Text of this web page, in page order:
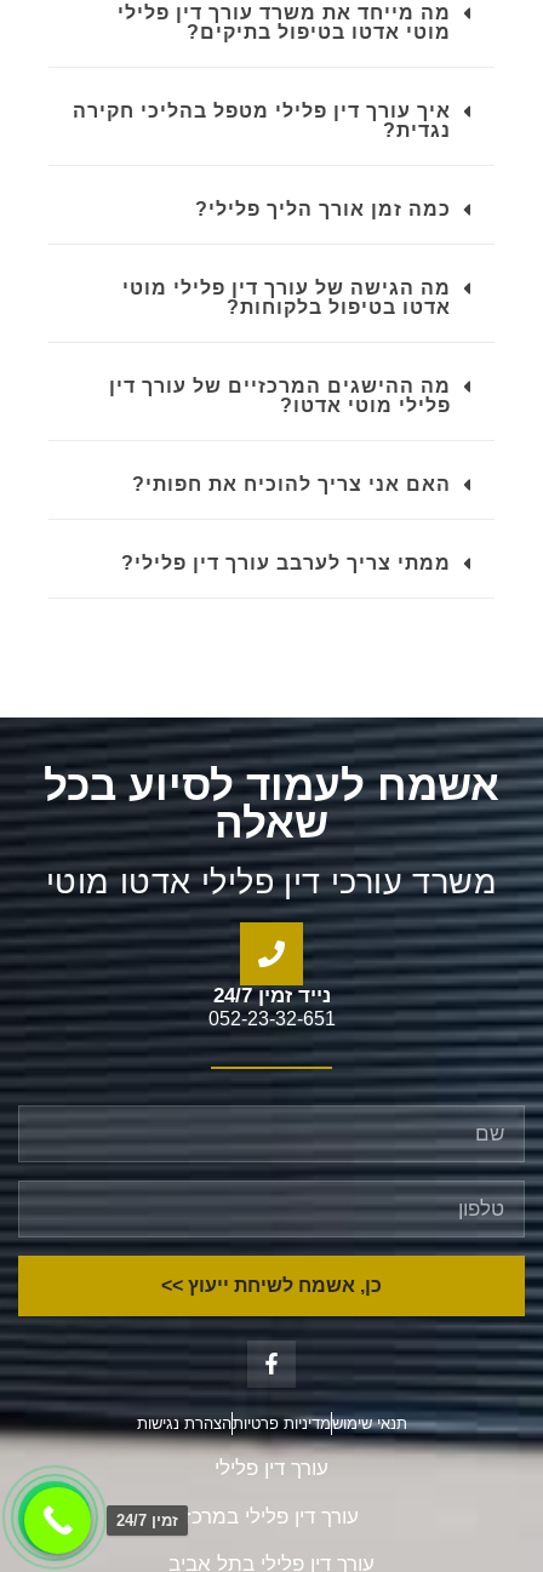
מה מייחד את משרד עורך דין פלילי
מוטי אדטו בטיפול בתיקים?
איך עורך דין פלילי מטפל בהליכי חקירה
נגדית?
כמה זמן אורך הליך פלילי?
מה הגישה של עורך דין פלילי מוטי
אדטו בטיפול בלקוחות?
מה ההישגים המרכזיים של עורך דין
פלילי מוטי אדטו?
האם אני צריך להוכיח את חפותי?
ממתי צריך לערבב עורך דין פלילי?
אשמח לעמוד לסיוע בכל
שאלה
משרד עורכי דין פלילי אדטו מוטי
נייד זמין 24/7
052-23-32-651
כן, אשמח לשיחת ייעוץ >>
תנאי שימושמדיניות פרטיותהצהרת נגישות
עורך דין פלילי
עורך דין פלילי במרכז
עורך דין פלילי בתל אביב
זמין 24/7